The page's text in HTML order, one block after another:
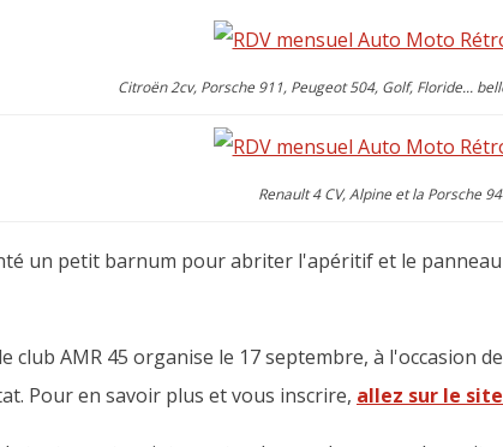
Citroën 2cv, Porsche 911, Peugeot 504, Golf, Floride...
Renault 4 CV, Alpine et la Porsche
un petit barnum pour abriter l'apéritif et le
club AMR 45 organise le 17 septembre, à l'occasion
Pour en savoir plus et vous inscrire, allez sur le